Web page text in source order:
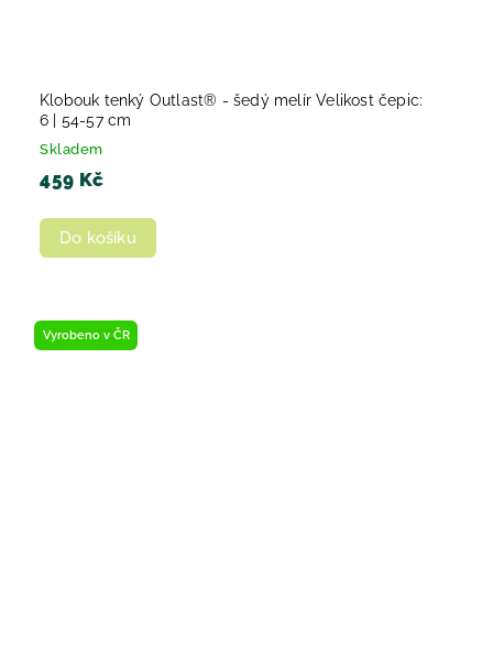
Klobouk tenký Outlast® - šedý melír Velikost čepic:
6 | 54-57 cm
Skladem
459 Kč
Do košíku
Vyrobeno v ČR